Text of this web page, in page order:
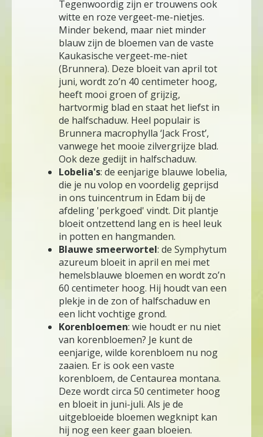
Tegenwoordig zijn er trouwens ook
witte en roze vergeet-me-nietjes.
Minder bekend, maar niet minder
blauw zijn de bloemen van de vaste
Kaukasische vergeet-me-niet
(Brunnera). Deze bloeit van april tot
juni, wordt zo’n 40 centimeter hoog,
heeft mooi groen of grijzig,
hartvormig blad en staat het liefst in
de halfschaduw. Heel populair is
Brunnera macrophylla ‘Jack Frost’,
vanwege het mooie zilvergrijze blad.
Ook deze gedijt in halfschaduw.
Lobelia's: de eenjarige blauwe lobelia,
die je nu volop en voordelig geprijsd
in ons tuincentrum in Edam bij de
afdeling 'perkgoed' vindt. Dit plantje
bloeit ontzettend lang en is heel leuk
in potten en hangmanden.
Blauwe smeerwortel: de Symphytum
azureum bloeit in april en mei met
hemelsblauwe bloemen en wordt zo’n
60 centimeter hoog. Hij houdt van een
plekje in de zon of halfschaduw en
een licht vochtige grond.
Korenbloemen: wie houdt er nu niet
van korenbloemen? Je kunt de
eenjarige, wilde korenbloem nu nog
zaaien. Er is ook een vaste
korenbloem, de Centaurea montana.
Deze wordt circa 50 centimeter hoog
en bloeit in juni-juli. Als je de
uitgebloeide bloemen wegknipt kan
hij nog een keer gaan bloeien.